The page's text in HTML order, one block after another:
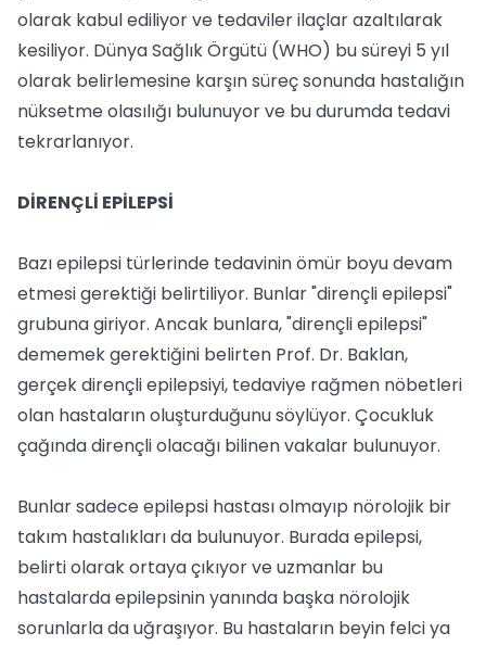
olarak kabul ediliyor ve tedaviler ilaçlar azaltılarak
kesiliyor. Dünya Sağlık Örgütü (WHO) bu süreyi 5 yıl
olarak belirlemesine karşın süreç sonunda hastalığın
nüksetme olasılığı bulunuyor ve bu durumda tedavi
tekrarlanıyor.
DİRENÇLİ EPİLEPSİ
Bazı epilepsi türlerinde tedavinin ömür boyu devam
etmesi gerektiği belirtiliyor. Bunlar "dirençli epilepsi"
grubuna giriyor. Ancak bunlara, "dirençli epilepsi"
dememek gerektiğini belirten Prof. Dr. Baklan,
gerçek dirençli epilepsiyi, tedaviye rağmen nöbetleri
olan hastaların oluşturduğunu söylüyor. Çocukluk
çağında dirençli olacağı bilinen vakalar bulunuyor.
Bunlar sadece epilepsi hastası olmayıp nörolojik bir
takım hastalıkları da bulunuyor. Burada epilepsi,
belirti olarak ortaya çıkıyor ve uzmanlar bu
hastalarda epilepsinin yanında başka nörolojik
sorunlarla da uğraşıyor. Bu hastaların beyin felci ya